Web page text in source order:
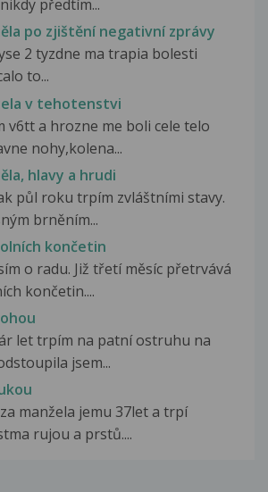
předtím...
po zjištění negativní zprávy
2 tyzdne ma trapia bolesti
to...
v tehotenstvi
v6tt a hrozne me boli cele telo
nohy,kolena...
hlavy a hrudi
půl roku trpím zvláštními stavy.
brněním...
končetin
o radu. Již třetí měsíc přetrvává
končetin....
let trpím na patní ostruhu na
jsem...
manžela jemu 37let a trpí
rujou a prstů....